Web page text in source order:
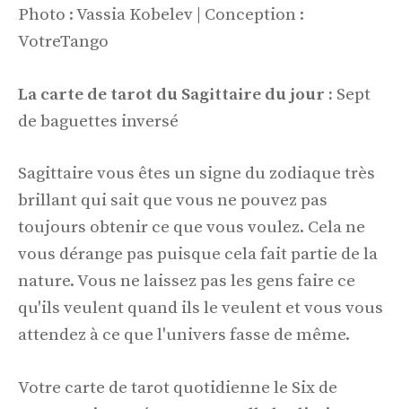
Photo : Vassia Kobelev | Conception :
VotreTango
La carte de tarot du Sagittaire du jour : Sept
de baguettes inversé
Sagittaire vous êtes un signe du zodiaque très
brillant qui sait que vous ne pouvez pas
toujours obtenir ce que vous voulez. Cela ne
vous dérange pas puisque cela fait partie de la
nature. Vous ne laissez pas les gens faire ce
qu'ils veulent quand ils le veulent et vous vous
attendez à ce que l'univers fasse de même.
Votre carte de tarot quotidienne le Six de